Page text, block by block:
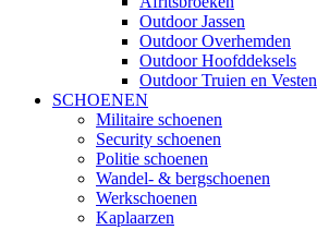
Outdoor Jassen
Outdoor Overhemden
Outdoor Hoofddeksels
Outdoor Truien en Vesten
SCHOENEN
Militaire schoenen
Security schoenen
Politie schoenen
Wandel- & bergschoenen
Werkschoenen
Kaplaarzen